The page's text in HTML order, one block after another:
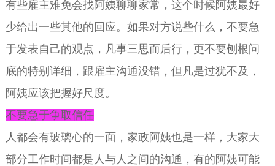
有些雇主难免会找阿姨聊聊家常，这个时候阿姨最好
少给出一些其他的回应。如果对方说些什么，不要急
于发表自己的观点，凡事三思而后行，更不要刨根问
底的特别详细，跟雇主沟通没错，但凡是过犹不及，
阿姨应该把握好尺度。
不要急于争取信任
人都会有玻璃心的一面，家政阿姨也是一样，大家大
部分工作时间都是人与人之间的沟通，有的阿姨可能